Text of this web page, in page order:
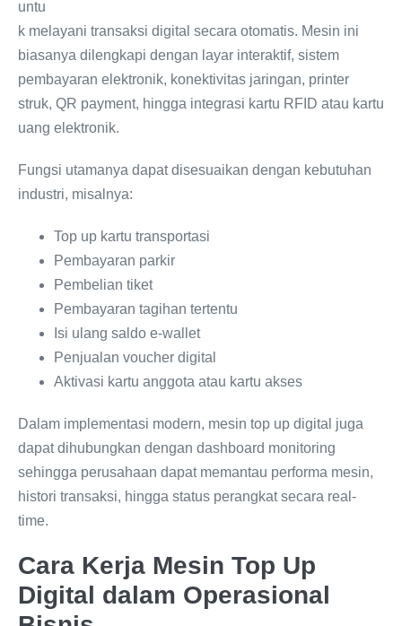
untu
k melayani transaksi digital secara otomatis. Mesin ini
biasanya dilengkapi dengan layar interaktif, sistem
pembayaran elektronik, konektivitas jaringan, printer
struk, QR payment, hingga integrasi kartu RFID atau kartu
uang elektronik.
Fungsi utamanya dapat disesuaikan dengan kebutuhan
industri, misalnya:
Top up kartu transportasi
Pembayaran parkir
Pembelian tiket
Pembayaran tagihan tertentu
Isi ulang saldo e-wallet
Penjualan voucher digital
Aktivasi kartu anggota atau kartu akses
Dalam implementasi modern, mesin top up digital juga
dapat dihubungkan dengan dashboard monitoring
sehingga perusahaan dapat memantau performa mesin,
histori transaksi, hingga status perangkat secara real-
time.
Cara Kerja Mesin Top Up
Digital dalam Operasional